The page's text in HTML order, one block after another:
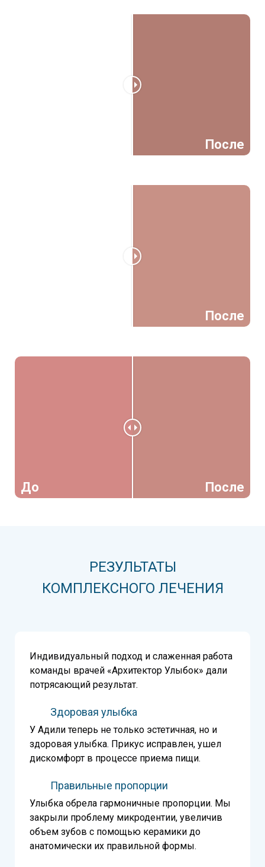
После
После
До После
РЕЗУЛЬТАТЫ
КОМПЛЕКСНОГО ЛЕЧЕНИЯ
Индивидуальный подход и слаженная работа
команды врачей «Архитектор Улыбок» дали
потрясающий результат.
Здоровая улыбка
У Адили теперь не только эстетичная, но и
здоровая улыбка. Прикус исправлен, ушел
дискомфорт в процессе приема пищи.
Правильные пропорции
Улыбка обрела гармоничные пропорции. Мы
закрыли проблему микродентии, увеличив
объем зубов с помощью керамики до
анатомически их правильной формы.